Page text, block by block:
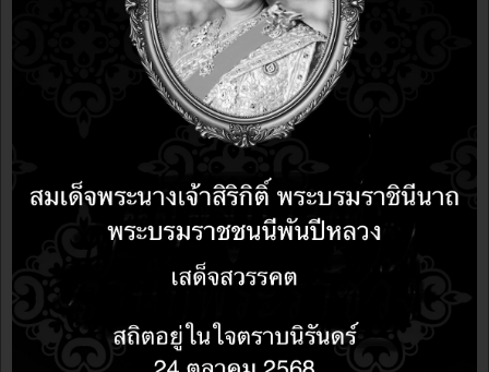
การเดินทางมาอบรมณ ห้องอบรมของนิตย
สารฯ อาคารซิตี้ลิงก์ ซอยเพชรบุรีตัดใหม่ 35
- เดินทางมาโดยรถประจำทาง สาย 38, 140,
23, 58, 11, 60, 62, 76, 99, 113, 536 ฯลฯ
- เดินทางมาจากสนามบินสุวรรณภูมิ ให้ขึ้น
รถไฟฟ้า Airport Link จากสนามบินมาลง สถานี
มอเตอร์ไซต์
- เดินทางโดยรถยนต์ส่วนตัว สามารถนำรถมา
จอดได้ที่ตึก โดยประทับตราจากตึกจะไม่เสีย
รายละเอียดเพิ่มเติมติดต่อ 0-2453-9629 , 08-
6304-9545 , 08-7099-0005